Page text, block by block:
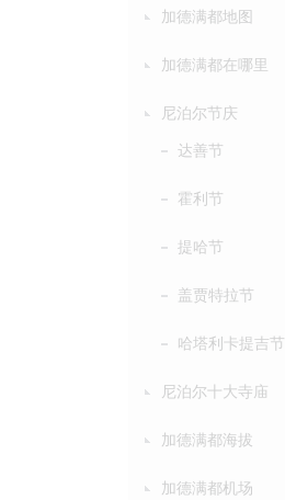
加德满都地图
加德满都在哪里
尼泊尔节庆
达善节
霍利节
提哈节
盖贾特拉节
哈塔利卡提吉节
尼泊尔十大寺庙
加德满都海拔
加德满都机场